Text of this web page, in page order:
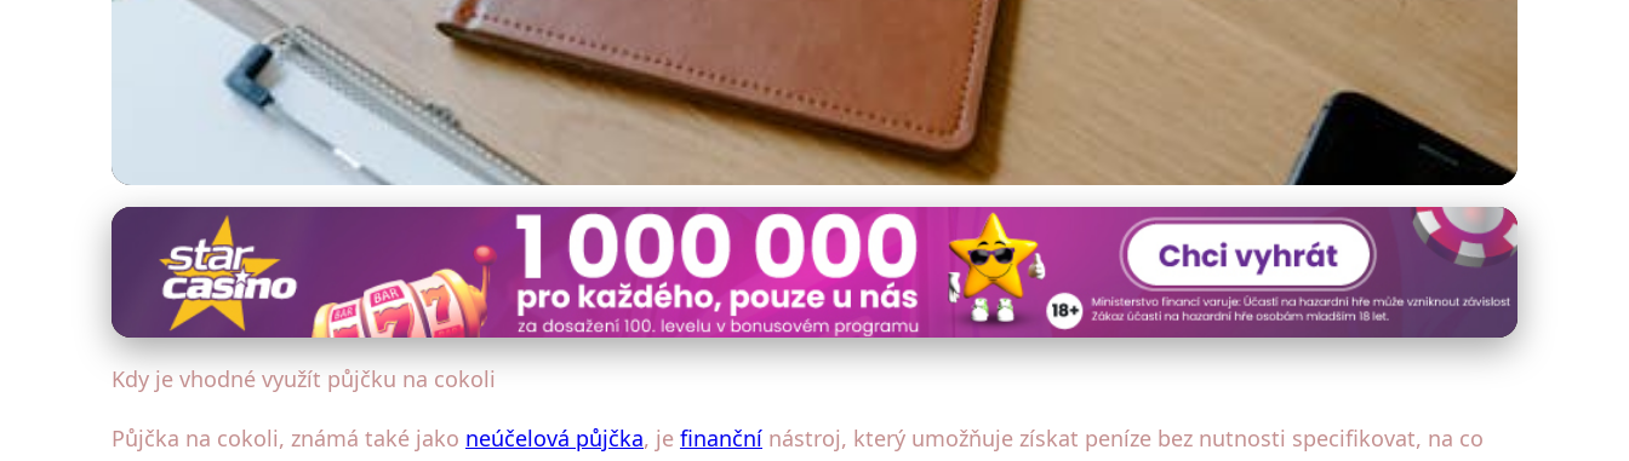
Půjčky bez zástavy a ručitele
Kdy si vzít půjčku na cokoli? Průvodce pro správné rozhodnutí
27. 12. 2025· 5 min čtení · Autor: Michal Hruška
Kdy je vhodné využít půjčku na cokoli
Půjčka na cokoli, známá také jako neúčelová půjčka, je finanční nástroj, který umožňuje získat peníze bez nutnosti specifikovat, na co